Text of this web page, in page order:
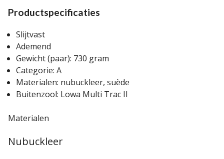
Productspecificaties
Slijtvast
Ademend
Gewicht (paar): 730 gram
Categorie: A
Materialen: nubuckleer, suède
Buitenzool: Lowa Multi Trac II
Materialen
Nubuckleer